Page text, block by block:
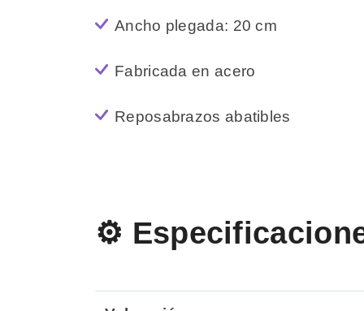
Ancho plegada: 20 cm
Fabricada en acero
Reposabrazos abatibles
⚙️